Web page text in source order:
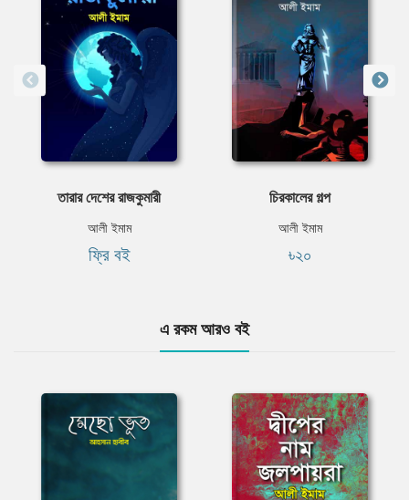
তারার দেশের রাজকুমারী
আলী ইমাম
ফ্রি বই
চিরকালের গল্প
আলী ইমাম
৳২০
এ রকম আরও বই